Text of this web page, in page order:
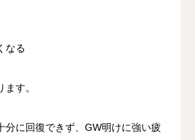
なる
す。
分に回復できず、GW明けに強い疲